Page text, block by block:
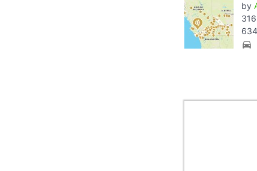
by
directions_car